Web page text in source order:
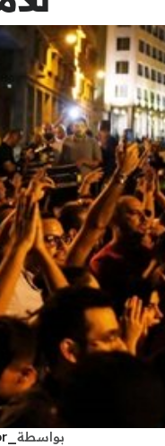
بواسطة _Noor_